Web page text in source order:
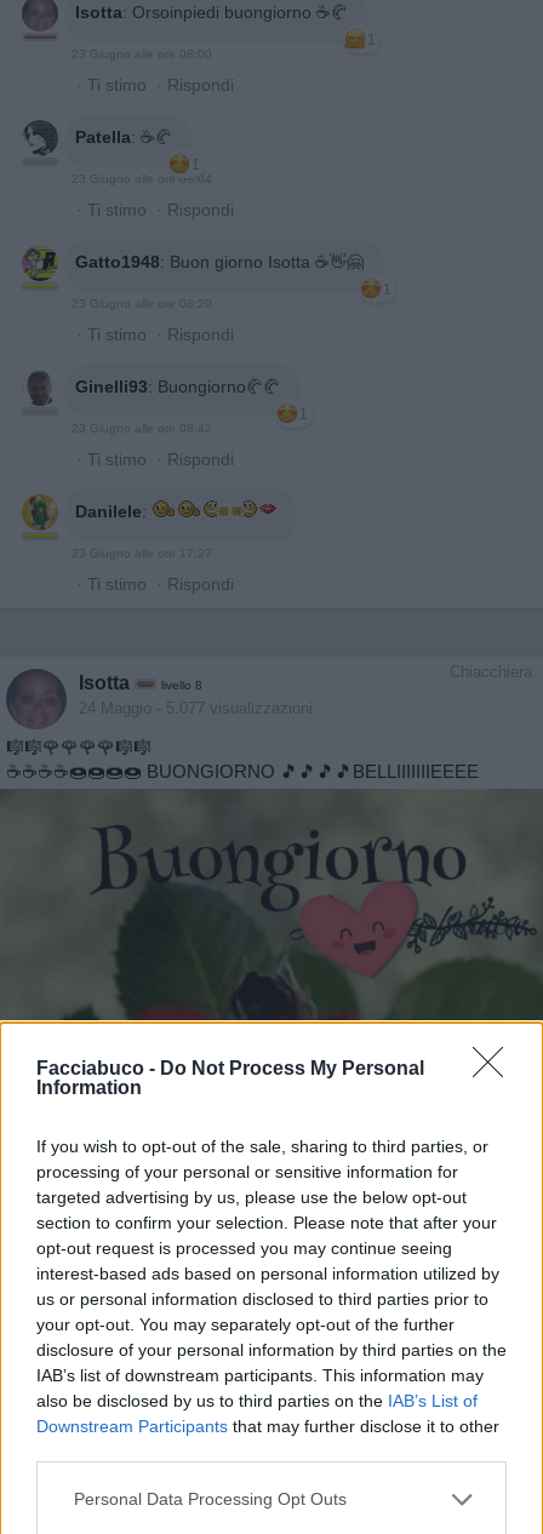
Facciabuco - Do Not Process My Personal
Information
If you wish to opt-out of the sale, sharing to third parties, or
processing of your personal or sensitive information for
targeted advertising by us, please use the below opt-out
section to confirm your selection. Please note that after your
opt-out request is processed you may continue seeing
interest-based ads based on personal information utilized by
us or personal information disclosed to third parties prior to
your opt-out. You may separately opt-out of the further
disclosure of your personal information by third parties on the
IAB’s list of downstream participants. This information may
also be disclosed by us to third parties on the IAB’s List of
Downstream Participants that may further disclose it to other
Personal Data Processing Opt Outs
Isotta: Orsoinpiedi buongiorno ☕️🥐
1
23 Giugno alle ore 08:00
· Ti stimo · Rispondi
Patella: ☕️🥐
1
23 Giugno alle ore 08:04
· Ti stimo · Rispondi
Gatto1948: Buon giorno Isotta ☕👋🤗
1
23 Giugno alle ore 08:20
· Ti stimo · Rispondi
Ginelli93: Buongiorno🥐🥐
1
23 Giugno alle ore 08:42
· Ti stimo · Rispondi
Danilele:
23 Giugno alle ore 17:27
· Ti stimo · Rispondi
Chiacchiera
Isotta livello 8
24 Maggio - 5.077 visualizzazioni
🎼🎼🌹🌹🌹🌹🎼🎼
☕️☕️☕️☕️🍩🍩🍩🍩 BUONGIORNO 🎵🎵🎵🎵BELLIIIIIIIEEEE